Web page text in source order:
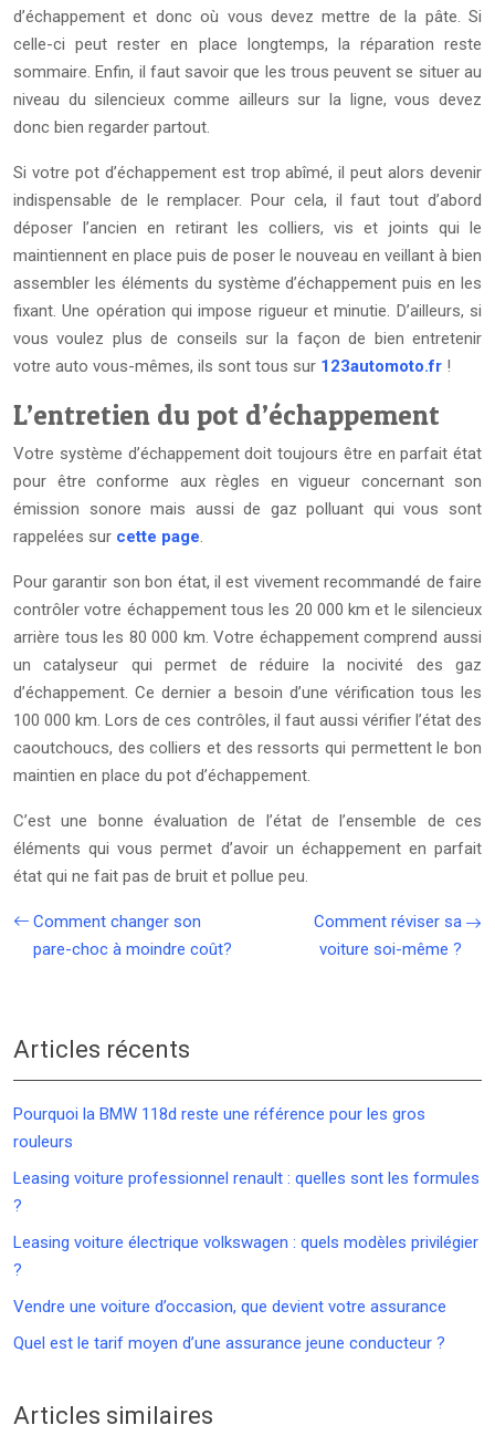
d’échappement et donc où vous devez mettre de la pâte. Si
celle-ci peut rester en place longtemps, la réparation reste
sommaire. Enfin, il faut savoir que les trous peuvent se situer au
niveau du silencieux comme ailleurs sur la ligne, vous devez
donc bien regarder partout.
Si votre pot d’échappement est trop abîmé, il peut alors devenir
indispensable de le remplacer. Pour cela, il faut tout d’abord
déposer l’ancien en retirant les colliers, vis et joints qui le
maintiennent en place puis de poser le nouveau en veillant à bien
assembler les éléments du système d’échappement puis en les
fixant. Une opération qui impose rigueur et minutie. D’ailleurs, si
vous voulez plus de conseils sur la façon de bien entretenir
votre auto vous-mêmes, ils sont tous sur 123automoto.fr !
L’entretien du pot d’échappement
Votre système d’échappement doit toujours être en parfait état
pour être conforme aux règles en vigueur concernant son
émission sonore mais aussi de gaz polluant qui vous sont
rappelées sur cette page.
Pour garantir son bon état, il est vivement recommandé de faire
contrôler votre échappement tous les 20 000 km et le silencieux
arrière tous les 80 000 km. Votre échappement comprend aussi
un catalyseur qui permet de réduire la nocivité des gaz
d’échappement. Ce dernier a besoin d’une vérification tous les
100 000 km. Lors de ces contrôles, il faut aussi vérifier l’état des
caoutchoucs, des colliers et des ressorts qui permettent le bon
maintien en place du pot d’échappement.
C’est une bonne évaluation de l’état de l’ensemble de ces
éléments qui vous permet d’avoir un échappement en parfait
état qui ne fait pas de bruit et pollue peu.
Comment changer son
pare-choc à moindre coût?
Comment réviser sa
voiture soi-même ?
Articles récents
Pourquoi la BMW 118d reste une référence pour les gros
rouleurs
Leasing voiture professionnel renault : quelles sont les formules
?
Leasing voiture électrique volkswagen : quels modèles privilégier
?
Vendre une voiture d’occasion, que devient votre assurance
Quel est le tarif moyen d’une assurance jeune conducteur ?
Articles similaires